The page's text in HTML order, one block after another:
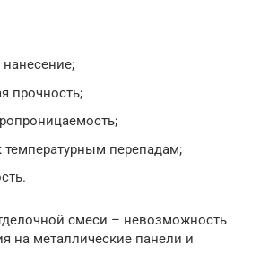
прочность;
температурным перепадам;
смеси – невозможность
на металлические панели и